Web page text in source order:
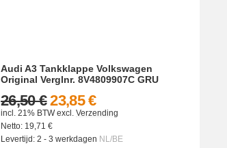
Audi A3 Tankklappe Volkswagen
Original Verglnr. 8V4809907C GRU
23,85 €
26,50 €
incl. 21% BTWexcl. Verzending
Netto: 19,71 €
Levertijd: 2 - 3 werkdagen NL/BE